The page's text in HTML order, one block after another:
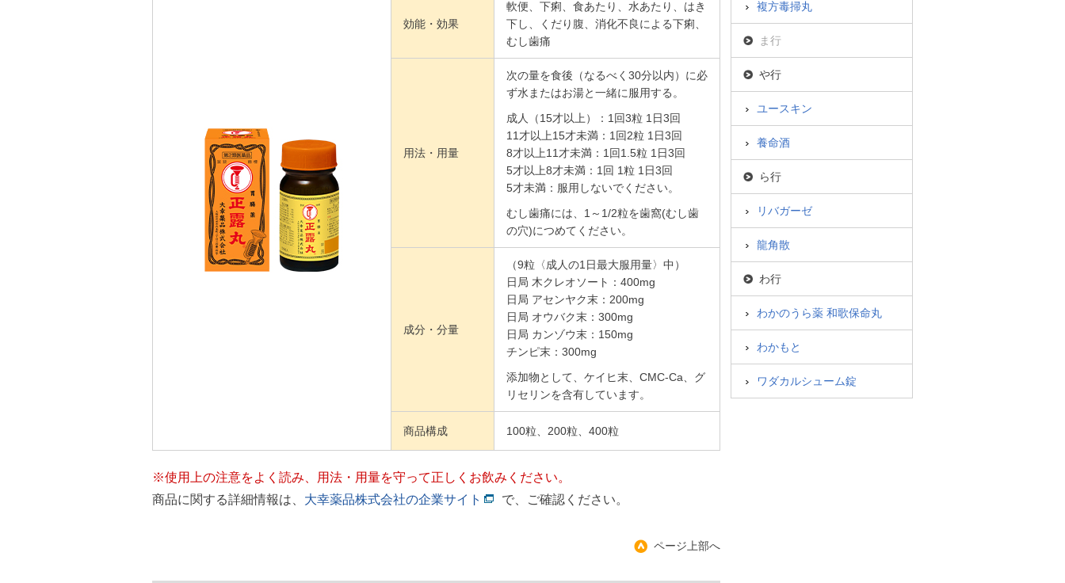
効能・効果
軟便、下痢、食あたり、水あたり、はき
下し、くだり腹、消化不良による下痢、
むし歯痛
用法・用量
次の量を食後（なるべく30分以内）に必
ず水またはお湯と一緒に服用する。
成人（15才以上）：1回3粒 1日3回
11才以上15才未満：1回2粒 1日3回
8才以上11才未満：1回1.5粒 1日3回
5才以上8才未満：1回 1粒 1日3回
5才未満：服用しないでください。
むし歯痛には、1～1/2粒を歯窩(むし歯
の穴)につめてください。
成分・分量
（9粒〈成人の1日最大服用量〉中）
日局 木クレオソート：400mg
日局 アセンヤク末：200mg
日局 オウバク末：300mg
日局 カンゾウ末：150mg
チンピ末：300mg
添加物として、ケイヒ末、CMC-Ca、グ
リセリンを含有しています。
商品構成 100粒、200粒、400粒
※使用上の注意をよく読み、用法・用量を守って正しくお飲みください。
商品に関する詳細情報は、 大幸薬品株式会社の企業サイト で、ご確認ください。
ページ上部へ
複方毒掃丸
ま行
や行
ユースキン
養命酒
ら行
リバガーゼ
龍角散
わ行
わかのうら薬 和歌保命丸
わかもと
ワダカルシューム錠